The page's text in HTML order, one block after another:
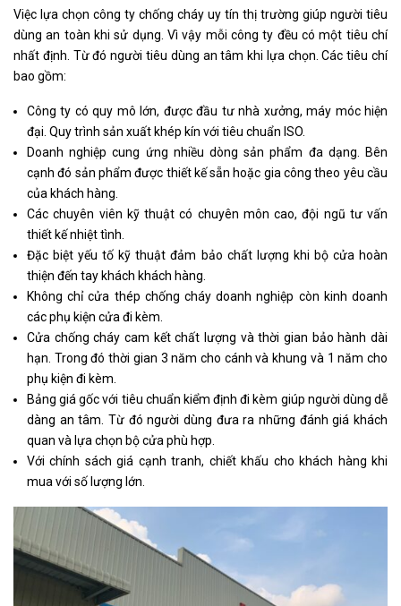
Việc lựa chọn công ty chống cháy uy tín thị trường giúp người tiêu
dùng an toàn khi sử dụng. Vì vậy mỗi công ty đều có một tiêu chí
nhất định. Từ đó người tiêu dùng an tâm khi lựa chọn. Các tiêu chí
bao gồm:
Công ty có quy mô lớn, được đầu tư nhà xưởng, máy móc hiện
đại. Quy trình sản xuất khép kín với tiêu chuẩn ISO.
Doanh nghiệp cung ứng nhiều dòng sản phẩm đa dạng. Bên
cạnh đó sản phẩm được thiết kế sẵn hoặc gia công theo yêu cầu
của khách hàng.
Các chuyên viên kỹ thuật có chuyên môn cao, đội ngũ tư vấn
thiết kế nhiệt tình.
Đặc biệt yếu tố kỹ thuật đảm bảo chất lượng khi bộ cửa hoàn
thiện đến tay khách khách hàng.
Không chỉ cửa thép chống cháy doanh nghiệp còn kinh doanh
các phụ kiện cửa đi kèm.
Cửa chống cháy cam kết chất lượng và thời gian bảo hành dài
hạn. Trong đó thời gian 3 năm cho cánh và khung và 1 năm cho
phụ kiện đi kèm.
Bảng giá gốc với tiêu chuẩn kiểm định đi kèm giúp người dùng dễ
dàng an tâm. Từ đó người dùng đưa ra những đánh giá khách
quan và lựa chọn bộ cửa phù hợp.
Với chính sách giá cạnh tranh, chiết khấu cho khách hàng khi
mua với số lượng lớn.